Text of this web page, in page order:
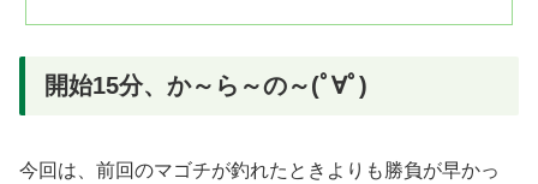
開始15分、か～ら～の～(ﾟ∀ﾟ)
今回は、前回のマゴチが釣れたときよりも勝負が早かっ